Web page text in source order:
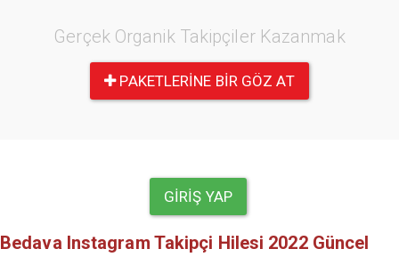
Gerçek Organik Takipçiler Kazanmak
PAKETLERINE BIR GÖZ AT
GIRIŞ YAP
Bedava Instagram Takipçi Hilesi 2022 Güncel